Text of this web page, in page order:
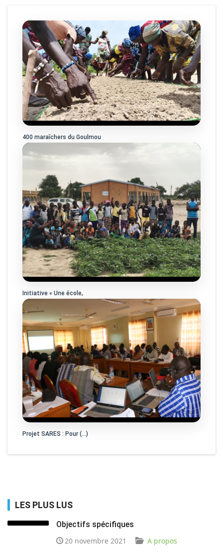
400 maraîchers du Goulmou
Initiative « Une école,
Projet SARES : Pour (…)
LES PLUS LUS
Objectifs spécifiques
20 novembre 2021
A propos